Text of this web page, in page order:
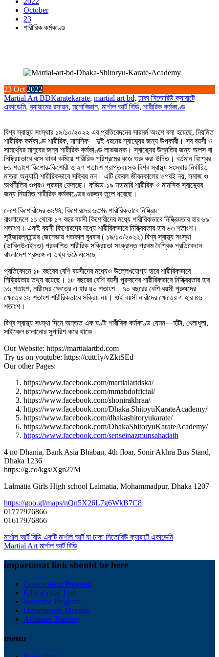
October
23
শারীরিক কর্মকাণ্ড
23 Oct2022
Martial Art BDKaratekarate, martial art bd, ঢাকা সিতোরিউ ক্যারাটে
একাডেমি,ব্যায়ামের রসায়ন, মনোবিজ্ঞান, মার্শাল আর্ট বিডি, শারীরিক কর্মকাণ্ড
বিশ্ব স্বাস্থ্য সংস্থার ১৯/১০/২০২২ এর প্রতিবেদনের সারমর্ম অংশে বলা হয়েছে, নিয়মিত
শারীরিক কর্মকাণ্ড শারীরিক, মানসিক—দুই ধরনের স্বাস্থ্যের জন্য উপকারী। সব বয়সী ও
সামর্থ্যের মানুষের জন্য শারীরিক কর্মকাণ্ড লাভজনক। স্বাস্থ্যের উন্নতির জন্য অলস বা
নিষ্ক্রিয়ভাবে বসে থাকা কমিয়ে শারীরিক পরিশ্রমের কাজ শুরু করা উচিত। বর্তমান বিশ্বের
৮১ শতাংশ কিশোর-কিশোরী ও ২৭ শতাংশ প্রাপ্তবয়স্ক বিশ্ব স্বাস্থ্য সংস্থার নির্ধারিত
মাত্রা অনুযায়ী শারীরিকভাবে সক্রিয় নন। এটি কেবল জীবনকালের ওপরই নয়, সমাজ ও
অর্থনীতির ওপরও প্রভাব ফেলছে। কভিড-১৯ মহামারি শারীরিক ও মানসিক স্বাস্থ্যের
জন্য নিয়মিত শারীরিক কর্মকাণ্ডের গুরুত্ব তুলে ধরেছে।
দেশে কিশোরীদের ৬৯%, কিশোরদের ৬৩% শারীরিকভাবে নিষ্ক্রিয়
বাংলাদেশে ১১ থেকে ১৭ বছর বয়সী কিশোরীদের মধ্যে শারীরিকভাবে নিষ্ক্রিয়তার হার ৬৯
শতাংশ। একই বয়সী কিশোরদের মধ্যে শারীরিকভাবে নিষ্ক্রিয়তার হার ৬৩ শতাংশ।
সুইজারল্যান্ডের জেনেভায় গতকাল বুধবার ( ১৯/১০/২০২২) বিশ্ব স্বাস্থ্য সংস্থা
(ডাব্লিউএইচও) প্রকাশিত শারীরিক সক্রিয়তা সংক্রান্ত প্রথম বৈশ্বিক প্রতিবেদনে
বাংলাদেশ প্রসঙ্গে এ তথ্য উঠে এসেছে।
প্রতিবেদনে ১৮ বছরের বেশি বয়সীদের মধ্যেও উল্লেখযোগ্য হারে শারীরিকভাবে
নিষ্ক্রিয়তার তথ্য রয়েছে। ১৮ বছরের বেশি বয়সী পুরুষদের শারীরিকভাবে নিষ্ক্রিয়তার হার
১৬ শতাংশ, নারীদের ক্ষেত্রে এ হার ৪০ শতাংশ। ৭০ বছরের বেশি বয়সী পুরুষদের
ক্ষেত্রে ১৯ শতাংশ শারীরিকভাবে সক্রিয় নয়। ওই বয়সী নারীদের ক্ষেত্রে এ হার ৪৬
শতাংশ।
বিশ্ব স্বাস্থ্য সংস্থা দিনে অন্তত এক ঘণ্টা শারীরিক কর্মকাণ্ড যেমন—হাঁটা, খেলাধুলা,
সাইকেল চালানোর সুপারিশ করে থাকে।
Our Website: https://martialartbd.com
Try us on youtube: https://cutt.ly/vZktSEd
Our other Pages:
https://www.facebook.com/martialartdska/
https://www.facebook.com/mmabdofficial/
https://www.facebook.com/shonirakhraa/
https://www.facebook.com/Dhaka.ShitoyuKarateAcademy/
https://www.facebook.com/dhakashitoryukarate/
https://www.facebook.com/DhakaShitoryuKarateAcademy/
https://www.facebook.com/senseinazmunsahadath
4 no Dhania, Bank Asia Bhaban, 4th floar, Sonir Akhra Bus Stand,
Dhaka 1236
https://g.co/kgs/Xgn27M
Lalmatia Girls High school Lalmatia, Mohammadpur, Dhaka 1207
https://goo.gl/maps/nQn5X26L7g6WkB7C8
01777976866
01617976866
Post
navigation
মার্শাল আর্ট বিডি একটি মার্শাল আর্ট যা ঢাকা সিতোরিউ ক্যারাটে একাডেমি
Martial Art মার্শাল আর্ট বিডি
importanat link should be here
Convocation Program
Educational Tour
Welcome Program
Departments Meeting
Affiliates Training
menu